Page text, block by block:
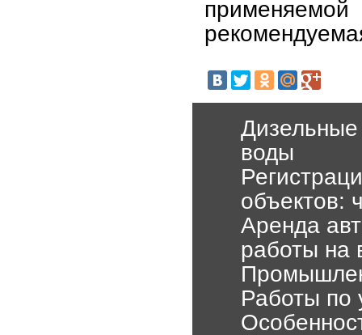
Дизельные
воды
объектов:
Аренда
работы на
Работы по